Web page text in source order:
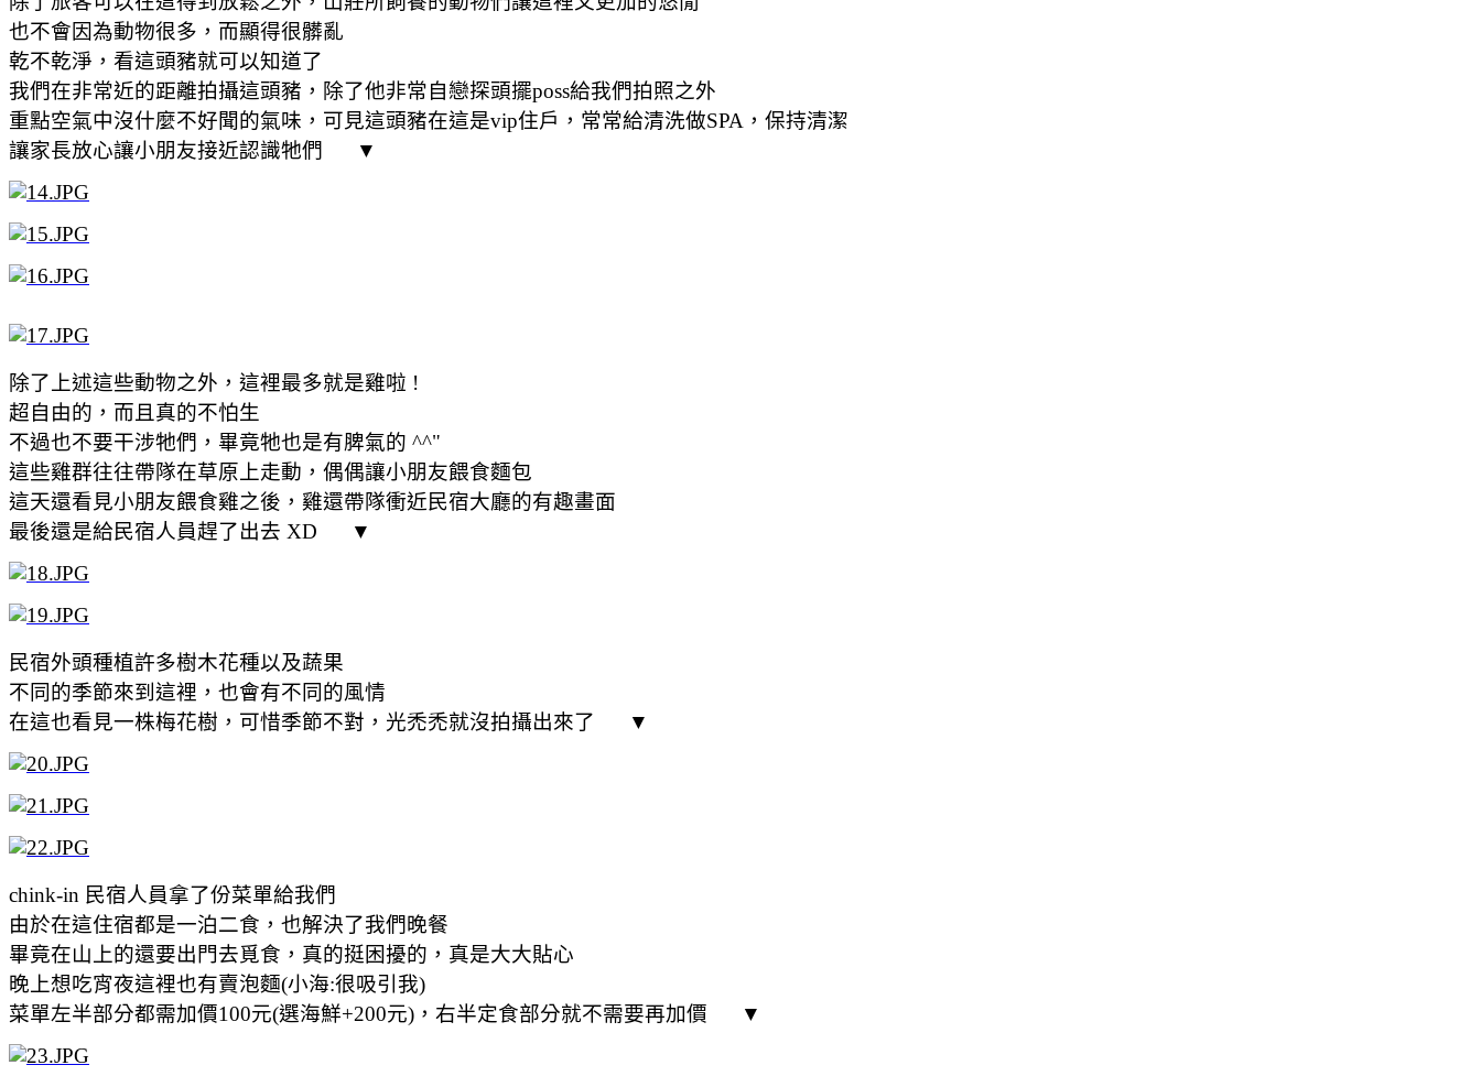
也不會因為動物很多，而顯得很髒亂
乾不乾淨，看這頭豬就可以知道了
我們在非常近的距離拍攝這頭豬，除了他非常自戀探頭擺poss給我們拍照之外
重點空氣中沒什麼不好聞的氣味，可見這頭豬在這是vip住戶，常常給清洗做SPA，保持清潔
讓家長放心讓小朋友接近認識牠們 ▼
除了上述這些動物之外，這裡最多就是雞啦 !
超自由的，而且真的不怕生
不過也不要干涉牠們，畢竟牠也是有脾氣的 ^^"
這些雞群往往帶隊在草原上走動，偶偶讓小朋友餵食麵包
這天還看見小朋友餵食雞之後，雞還帶隊衝近民宿大廳的有趣畫面
最後還是給民宿人員趕了出去 XD ▼
民宿外頭種植許多樹木花種以及蔬果
不同的季節來到這裡，也會有不同的風情
在這也看見一株梅花樹，可惜季節不對，光禿禿就沒拍攝出來了 ▼
chink-in 民宿人員拿了份菜單給我們
由於在這住宿都是一泊二食，也解決了我們晚餐
畢竟在山上的還要出門去覓食，真的挺困擾的，真是大大貼心
晚上想吃宵夜這裡也有賣泡麵(小海:很吸引我)
菜單左半部分都需加價100元(選海鮮+200元)，右半定食部分就不需要再加價 ▼